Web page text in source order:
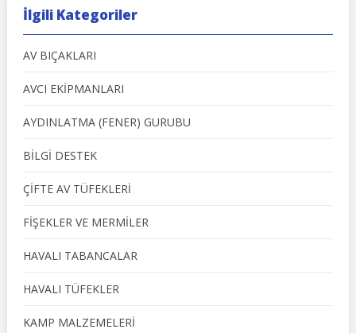
İlgili Kategoriler
AV BIÇAKLARI
AVCI EKİPMANLARI
AYDINLATMA (FENER) GURUBU
BİLGİ DESTEK
ÇİFTE AV TÜFEKLERİ
FİŞEKLER VE MERMİLER
HAVALI TABANCALAR
HAVALI TÜFEKLER
KAMP MALZEMELERİ